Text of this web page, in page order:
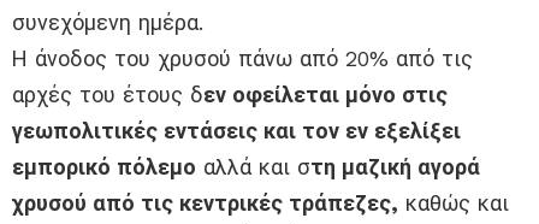
συνεχόμενη ημέρα.
Η άνοδος του χρυσού πάνω από 20% από τις
αρχές του έτους δεν οφείλεται μόνο στις
γεωπολιτικές εντάσεις και τον εν εξελίξει
εμπορικό πόλεμο αλλά και στη μαζική αγορά
χρυσού από τις κεντρικές τράπεζες, καθώς και